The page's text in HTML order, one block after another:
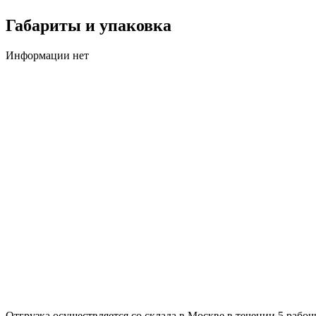
Габариты и упаковка
Информации нет